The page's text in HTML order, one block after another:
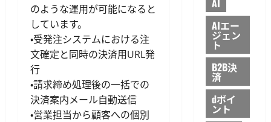
のような運用が可能になると
しています。
・受発注システムにおける注
文確定と同時の決済用URL発
行
・請求締め処理後の一括での
決済案内メール自動送信
・営業担当から顧客への個別
AI
AIエー
ジェン
ト
B2B決
済
dポイ
ント